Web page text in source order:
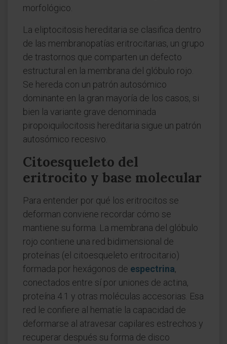
morfológico.
La eliptocitosis hereditaria se clasifica dentro
de las membranopatías eritrocitarias, un grupo
de trastornos que comparten un defecto
estructural en la membrana del glóbulo rojo.
Se hereda con un patrón autosómico
dominante en la gran mayoría de los casos, si
bien la variante grave denominada
piropoiquilocitosis hereditaria sigue un patrón
autosómico recesivo.
Citoesqueleto del
eritrocito y base molecular
Para entender por qué los eritrocitos se
deforman conviene recordar cómo se
mantiene su forma. La membrana del glóbulo
rojo contiene una red bidimensional de
proteínas (el citoesqueleto eritrocitario)
formada por hexágonos de espectrina,
conectados entre sí por uniones de actina,
proteína 4.1 y otras moléculas accesorias. Esa
red le confiere al hematíe la capacidad de
deformarse al atravesar capilares estrechos y
recuperar después su forma de disco